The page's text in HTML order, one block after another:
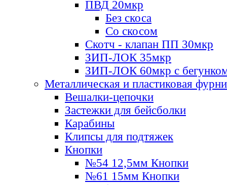
ПВД 20мкр
Без скоса
Со скосом
Скотч - клапан ПП 30мкр
ЗИП-ЛОК 35мкр
ЗИП-ЛОК 60мкр с
Металлическая и пластиковая
Вешалки-цепочки
Застежки для бейсболки
Карабины
Клипсы для подтяжек
Кнопки
№54 12,5мм Кнопки
№61 15мм Кнопки